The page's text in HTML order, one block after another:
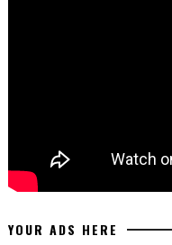
YOUR ADS HERE